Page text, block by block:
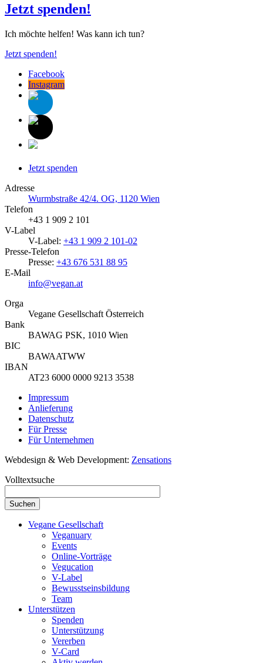
Jetzt spenden!
Ich möchte helfen! Was kann ich tun?
Jetzt spenden!
Facebook
Instagram
Jetzt spenden
Adresse
Wurmbstraße 42/4. OG, 1120 Wien
Telefon
+43 1 909 2 101
V-Label
V-Label: +43 1 909 2 101-02
Presse-Telefon
Presse: +43 676 531 88 95
E-Mail
info@vegan.at
Orga
Vegane Gesellschaft Österreich
Bank
BAWAG PSK, 1010 Wien
BIC
BAWAATWW
IBAN
AT23 6000 0000 9213 3538
Impressum
Anlieferung
Datenschutz
Für Presse
Für Unternehmen
Webdesign & Web Development: Zensations
Volltextsuche
Vegane Gesellschaft
Veganuary
Events
Online-Vorträge
Vegucation
V-Label
Bewusstseinsbildung
Team
Unterstützen
Spenden
Unterstützung
Vererben
V-Card